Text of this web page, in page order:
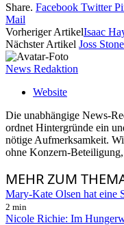
Share. Facebook Twitter
Mail
Vorheriger ArtikelIsaac
Nächster Artikel Joss
News Redaktion
Website
Die unabhängige News-
ordnet Hintergründe ein
nötige Aufmerksamkeit.
ohne Konzern-
MEHRZUM
Mary-Kate Olsen hat eine
2 min
Nicole Richie: Im